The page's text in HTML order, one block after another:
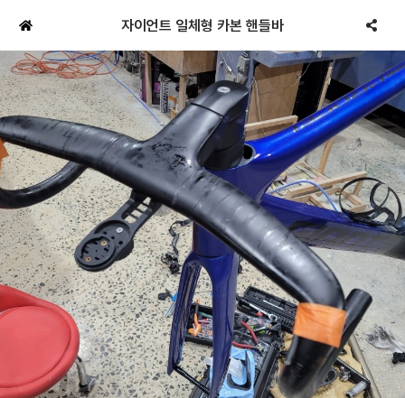
자이언트 일체형 카본 핸들바